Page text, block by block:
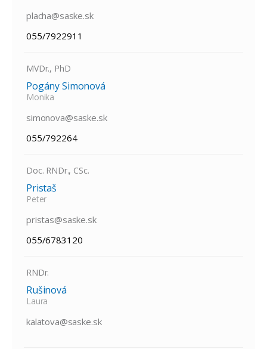
placha@saske.sk
055/7922911
MVDr., PhD
Pogány Simonová
Monika
simonova@saske.sk
055/792264
Doc. RNDr., CSc.
Pristaš
Peter
pristas@saske.sk
055/6783120
RNDr.
Rušinová
Laura
kalatova@saske.sk